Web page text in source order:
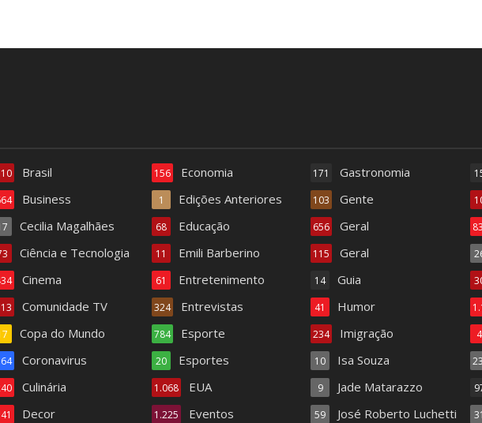
Brasil
Business
Cecilia Magalhães
Ciência e Tecnologia
Cinema
Comunidade TV
Copa do Mundo
Coronavirus
Culinária
Decor
Economia
156
Edições Anteriores
1
Educação
68
Emili Barberino
11
Entretenimento
61
Entrevistas
324
Esporte
784
Esportes
20
EUA
1.068
Eventos
1.225
Gastronomia
171
Gente
103
Geral
656
Geral
115
Guia
14
Humor
41
Imigração
234
Isa Souza
10
Jade Matarazzo
9
José Roberto Luchetti
59
4
31